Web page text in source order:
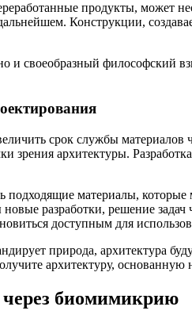
продукты, может
Конструкции,
и своеобразный философский
срок службы
архитектуры.
материалы,
разработки, решение
доступным для
природа, архитектура
архитектуру,
через биомимикрию